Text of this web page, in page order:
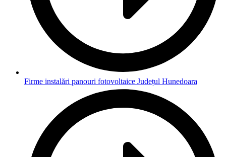
Firme instalări panouri fotovoltaice Județul Hunedoara